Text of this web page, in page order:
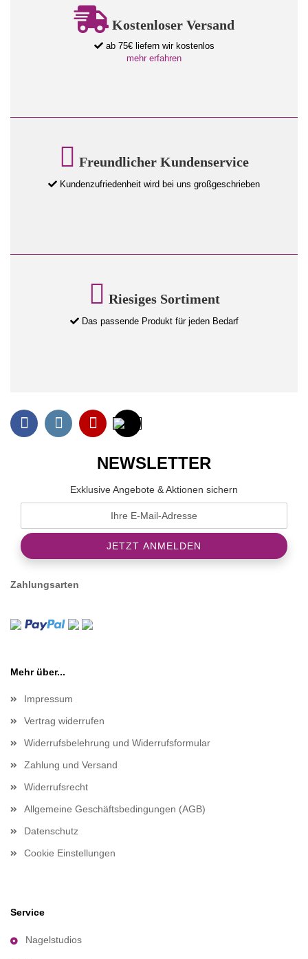
Kostenloser Versand
ab 75€ liefern wir kostenlos
mehr erfahren
Freundlicher Kundenservice
Kundenzufriedenheit wird bei uns großgeschrieben
Riesiges Sortiment
Das passende Produkt für jeden Bedarf
NEWSLETTER
Exklusive Angebote & Aktionen sichern
Zahlungsarten
Mehr über...
Impressum
Vertrag widerrufen
Widerrufsbelehrung und Widerrufsformular
Zahlung und Versand
Widerrufsrecht
Allgemeine Geschäftsbedingungen (AGB)
Datenschutz
Cookie Einstellungen
Service
Nagelstudios